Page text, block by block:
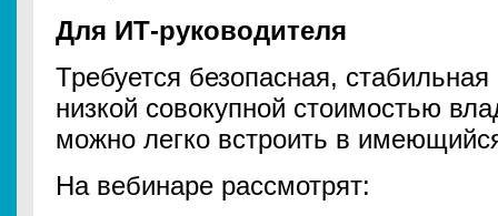
Для ИТ-руководителя
Требуется безопасная,
низкой совокупной стоимостью
можно легко встроить в
На вебинаре рассмотрят: